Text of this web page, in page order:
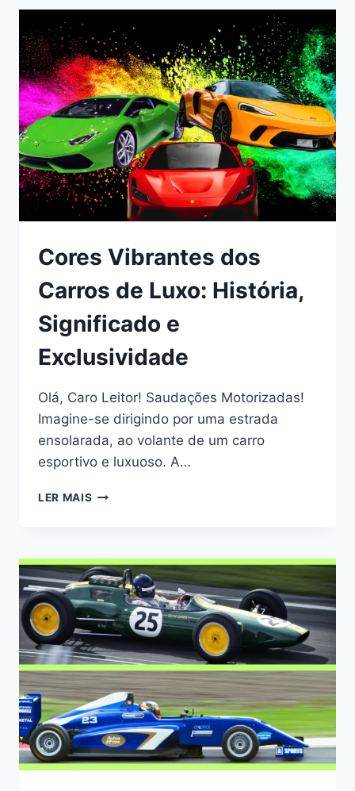
AS
MAIS
PRESTIGIADAS
COMPETIÇÕES
DE
CARROS
ESPORTIVOS
DE
ELITE
Cores Vibrantes dos
Carros de Luxo: História,
Significado e
Exclusividade
Olá, Caro Leitor! Saudações Motorizadas!
Imagine-se dirigindo por uma estrada
ensolarada, ao volante de um carro
esportivo e luxuoso. A…
LER MAIS CORES
DE
LUXO:
HISTÓRIA,
SIGNIFICADO
E
EXCLUSIVIDADE